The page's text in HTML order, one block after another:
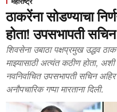
ठाकरेंना सोडण्याचा
होता! उपसभापती
शिवसेना उबाठा पक्षप्रमुख उद्धव
माझ्यासाठी अत्यंत कठीण होता,
नवनिर्वाचित उपसभापती सचिन
अनौपचारिक गप्पा मारताना दिली.